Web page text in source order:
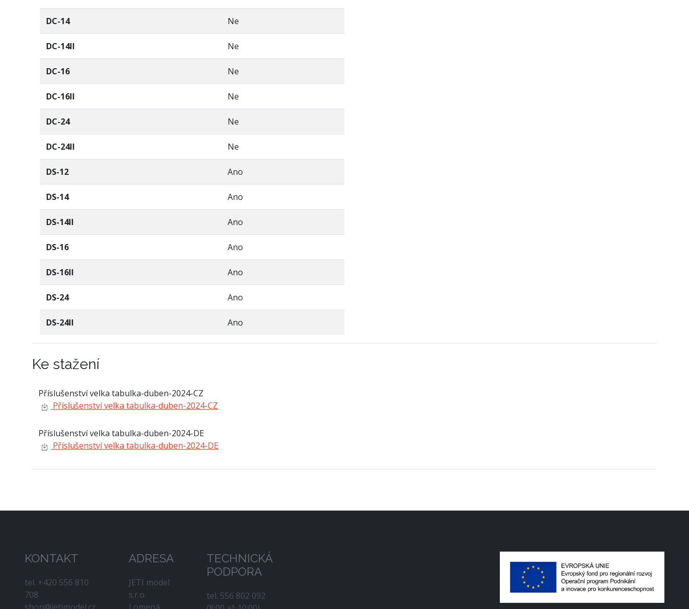
DC-14 Ne
DC-14II Ne
DC-16 Ne
DC-16II Ne
DC-24 Ne
DC-24II Ne
DS-12 Ano
DS-14 Ano
DS-14II Ano
DS-16 Ano
DS-16II Ano
DS-24 Ano
DS-24II Ano
Ke stažení
Příslušenství velka tabulka-duben-2024-CZ
Příslušenství velka tabulka-duben-2024-CZ
Příslušenství velka tabulka-duben-2024-DE
Příslušenství velka tabulka-duben-2024-DE
KONTAKT
tel. +420 556 810
708
ADRESA
JETI model
s.r.o.
TECHNICKÁ
PODPORA
tel. 556 802 092